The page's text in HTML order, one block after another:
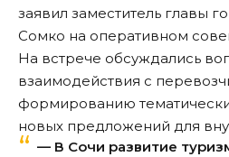
заявил заместитель главы
Сомко на оперативном
На встрече обсуждались
взаимодействия с
формированию
новых предложений для
— В Сочи развитие